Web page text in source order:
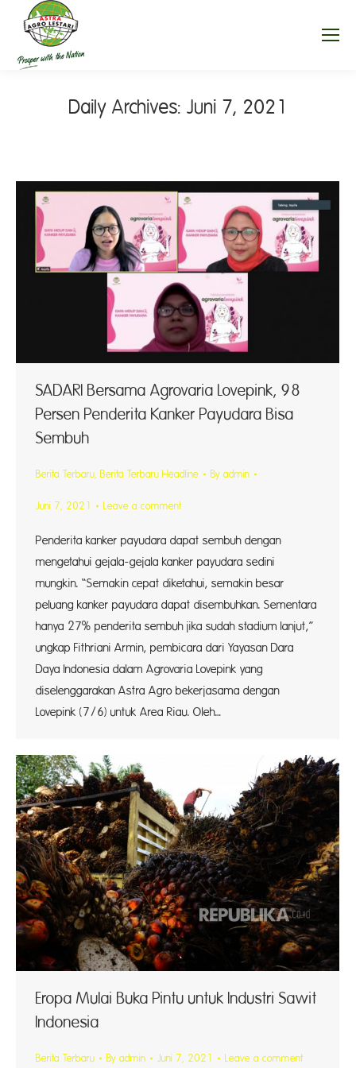
Daily Archives: Juni 7, 2021
SADARI Bersama Agrovaria Lovepink, 98
Persen Penderita Kanker Payudara Bisa
Sembuh
Berita Terbaru, Berita Terbaru Headline By admin
Juni 7, 2021 Leave a comment
Penderita kanker payudara dapat sembuh dengan
mengetahui gejala-gejala kanker payudara sedini
mungkin. “Semakin cepat diketahui, semakin besar
peluang kanker payudara dapat disembuhkan. Sementara
hanya 27% penderita sembuh jika sudah stadium lanjut,”
ungkap Fithriani Armin, pembicara dari Yayasan Dara
Daya Indonesia dalam Agrovaria Lovepink yang
diselenggarakan Astra Agro bekerjasama dengan
Lovepink (7/6) untuk Area Riau. Oleh…
Eropa Mulai Buka Pintu untuk Industri Sawit
Indonesia
Berita Terbaru By admin Juni 7, 2021 Leave a comment